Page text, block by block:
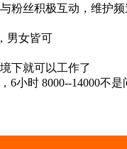
粉丝积极互动，维护频
男女皆可
下就可以工作了
6小时 8000--14000不